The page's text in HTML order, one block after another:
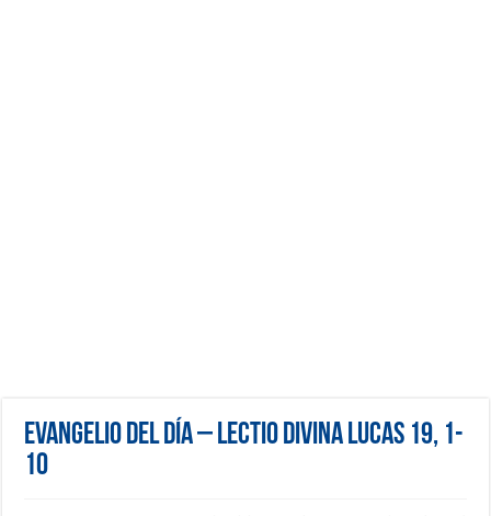
Evangelio del día – Lectio Divina Lucas 19, 1-
10